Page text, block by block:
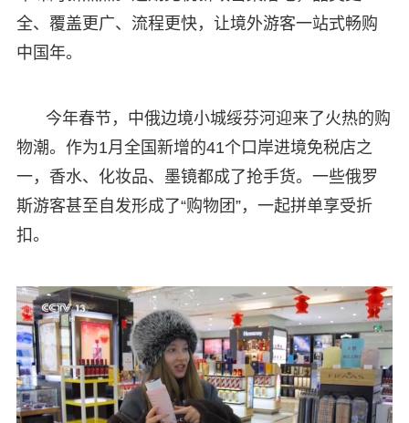
全、覆盖更广、流程更快，让境外游客一站式畅购
中国年。
今年春节，中俄边境小城绥芬河迎来了火热的购
物潮。作为1月全国新增的41个口岸进境免税店之
一，香水、化妆品、墨镜都成了抢手货。一些俄罗
斯游客甚至自发形成了“购物团”，一起拼单享受折
扣。